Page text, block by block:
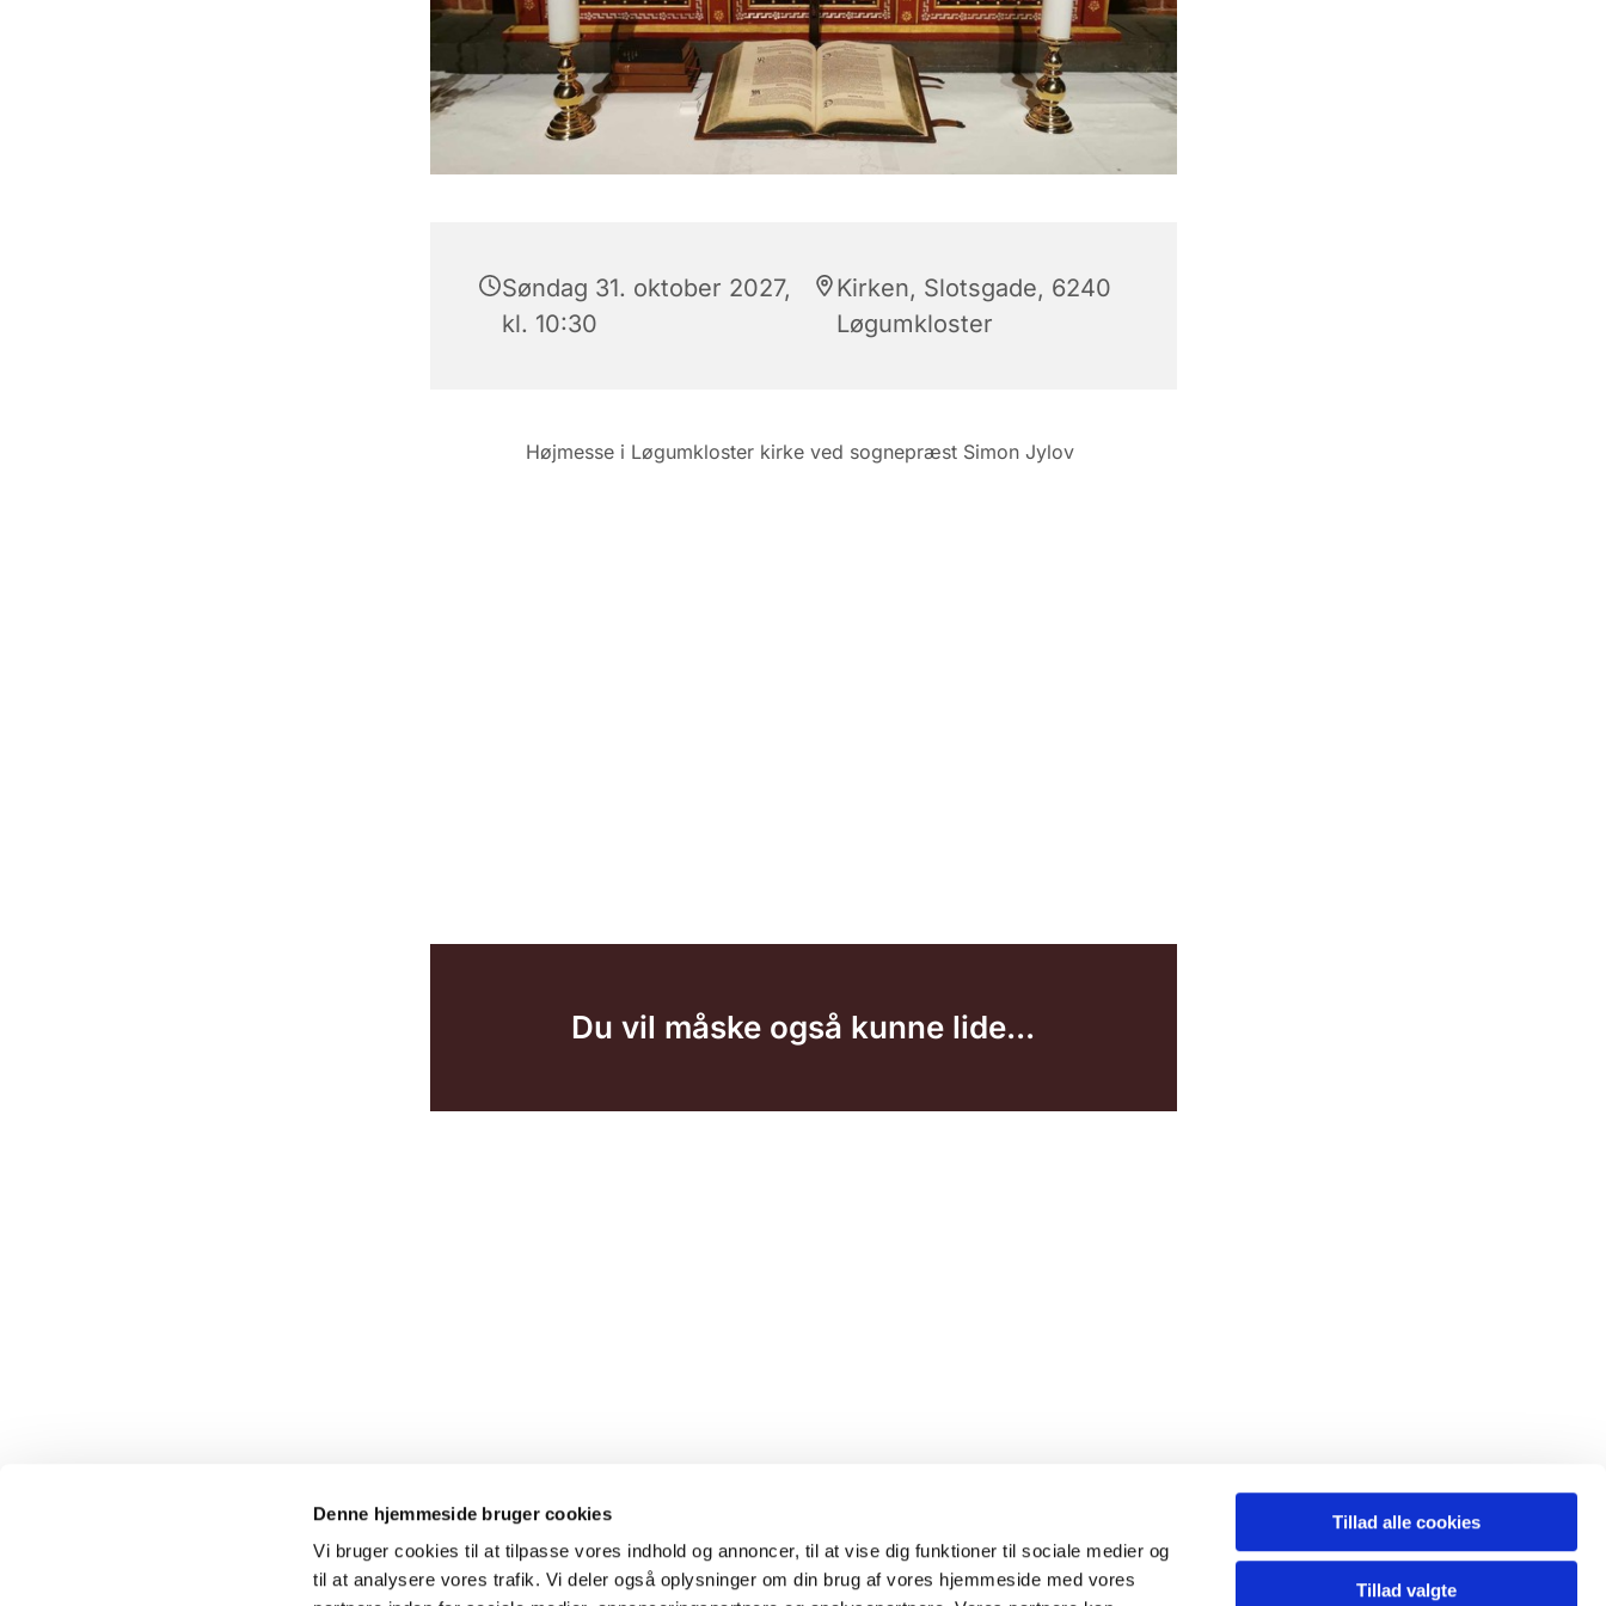
Denne hjemmeside bruger cookies
Vi bruger cookies til at tilpasse vores indhold og annoncer, til at vise dig funktioner til sociale medier og
til at analysere vores trafik. Vi deler også oplysninger om din brug af vores hjemmeside med vores
Tillad alle cookies
Tillad valgte
Søndag 31. oktober 2027,
kl. 10:30
Kirken, Slotsgade, 6240
Løgumkloster
Højmesse i Løgumkloster kirke ved sognepræst Simon Jylov
Du vil måske også kunne lide...